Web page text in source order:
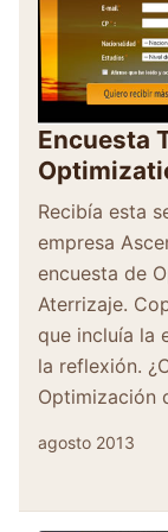
Encuesta
Recibía esta
empresa
encuesta de
Aterrizaje.
que incluía la
la reflexión.
Optimización
agosto 2013